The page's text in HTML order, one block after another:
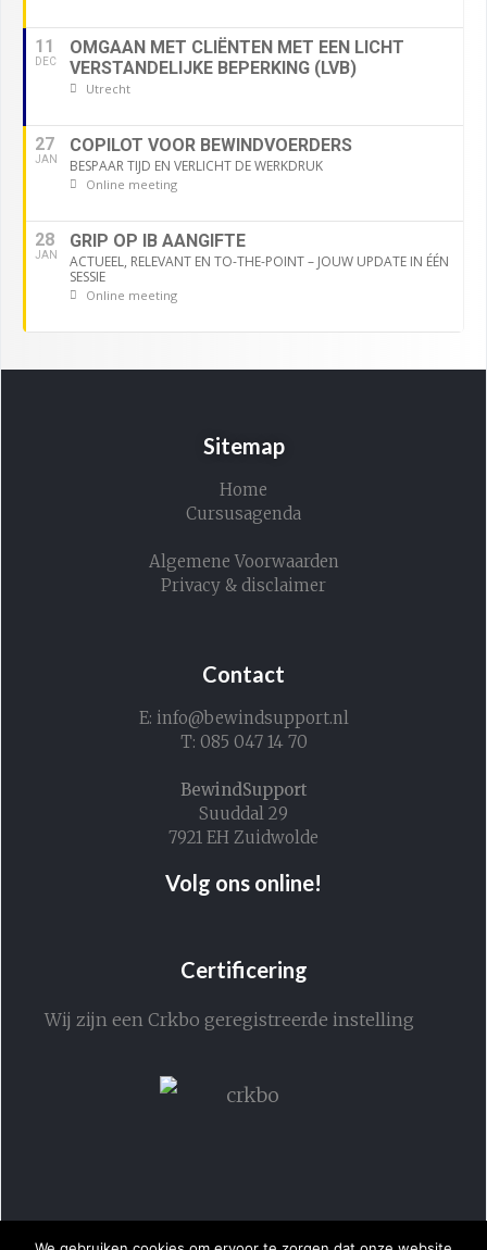
11
DEC
OMGAAN MET CLIËNTEN MET EEN LICHT
VERSTANDELIJKE BEPERKING (LVB)
Utrecht
27
JAN
COPILOT VOOR BEWINDVOERDERS
BESPAAR TIJD EN VERLICHT DE WERKDRUK
Online meeting
28
JAN
GRIP OP IB AANGIFTE
ACTUEEL, RELEVANT EN TO-THE-POINT – JOUW UPDATE IN ÉÉN
SESSIE
Online meeting
Sitemap
Home
Cursusagenda
Algemene Voorwaarden
Privacy & disclaimer
Contact
E: info@bewindsupport.nl
T: 085 047 14 70
BewindSupport
Suuddal 29
7921 EH Zuidwolde
Volg ons online!
Certificering
Wij zijn een Crkbo geregistreerde instelling